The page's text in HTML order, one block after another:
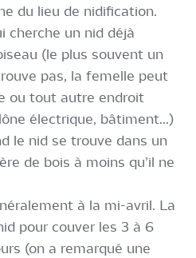
du lieu de nidification.
cherche un nid déjà
(le plus souvent un
pas, la femelle peut
ou tout autre endroit
électrique, bâtiment...)
le nid se trouve dans un
de bois à moins qu’il ne
à la mi-avril. La
pour couver les 3 à 6
(on a remarqué une